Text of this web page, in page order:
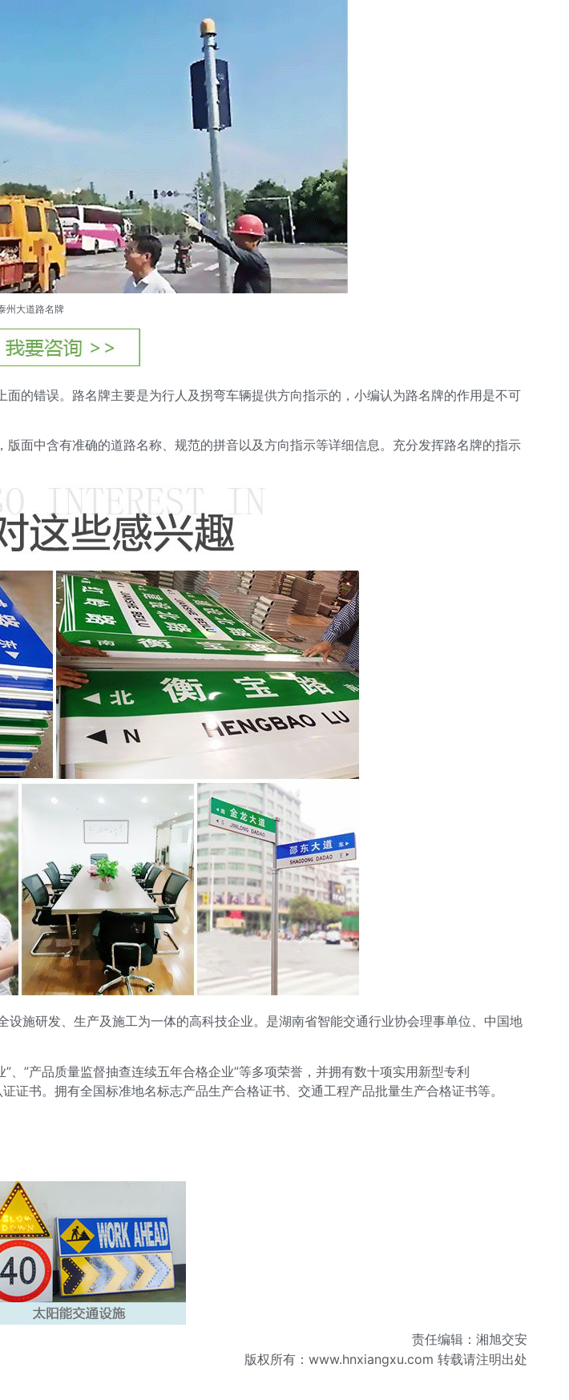
州大道路名牌
的错误。路名牌主要是为行人及拐弯车辆提供方向指示的，小编认为路名牌的作用是不可
面中含有准确的道路名称、规范的拼音以及方向指示等详细信息。充分发挥路名牌的指示
施研发、生产及施工为一体的高科技企业。是湖南省智能交通行业协会理事单位、中国地
、”产品质量监督抽查连续五年合格企业”等多项荣誉，并拥有数十项实用新型专利
书。拥有全国标准地名标志产品生产合格证书、交通工程产品批量生产合格证书等。
责任编辑：湘旭交安
版权所有： www.hnxiangxu.com 转载请注明出处